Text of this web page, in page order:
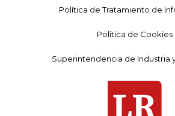
Política de Tratamiento de
Política de Cookies
Superintendencia de Industria